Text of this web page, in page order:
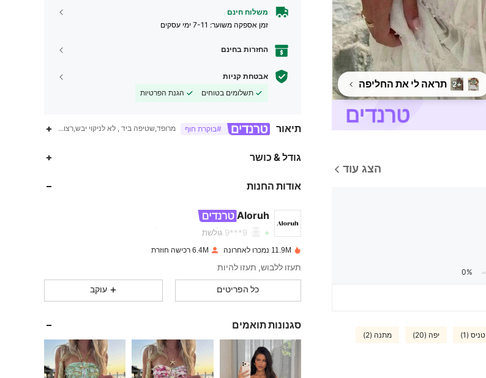
+2 תראה לי את החליפה
הצג עוד
0%
טניס (1) יפה (20) מתנה (2)
משלוח חינם
זמן אספקה ​​משוער: 7-11 ימי עסקים
החזרות בחינם
אבטחת קניות
תשלומים בטוחים
הגנת הפרטיות
תיאור #בוקרת חוף מרופד,שטיפה ביד , לא לניקוי יבש,רצועת ספגטי
גודל & כושר
אודות החנות
Aloruh
9***9 גולשת
4.87
16K
2.6M
4.87
2.6M
11.9M נמכרו לאחרונה 6.4M רכישה חוזרת
תעזו ללבוש, תעזו להיות
כל הפריטים עוקב
סגנונות תואמים